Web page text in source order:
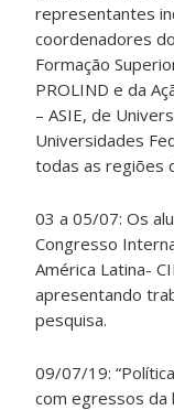
representantes
coordenadores
Formação
PROLIND e da
– ASIE, de
Universidades
todas as regiões
03 a 05/07: Os
Congresso
América Latina-
apresentando
pesquisa.
09/07/19:
com egressos da